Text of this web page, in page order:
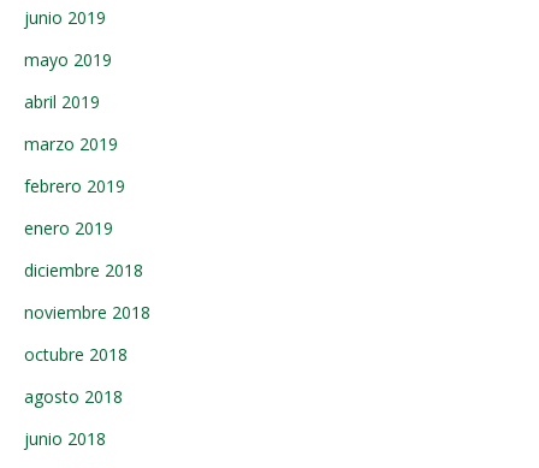
junio 2019
mayo 2019
abril 2019
marzo 2019
febrero 2019
enero 2019
diciembre 2018
noviembre 2018
octubre 2018
agosto 2018
junio 2018